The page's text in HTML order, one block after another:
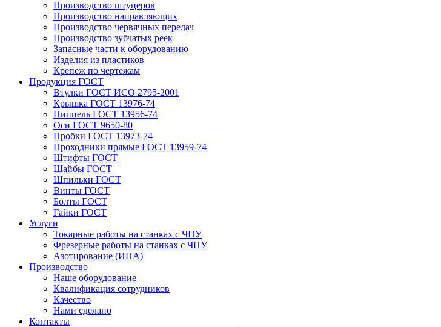
Производство штуцеров
Производство направляющих
Производство червячных передач
Производство зубчатых реек
Запасные части к оборудованию
Изделия из пластиков
Крепеж по чертежам
Продукция ГОСТ
Втулки ГОСТ ИСО 2795-2001
Крышка ГОСТ 13976-74
Ниппель ГОСТ 13956-74
Оси ГОСТ 9650-80
Пробки ГОСТ 13973-74
Проходники прямые ГОСТ 13959-74
Штифты ГОСТ
Шайбы ГОСТ
Шпильки ГОСТ
Винты ГОСТ
Болты ГОСТ
Гайки ГОСТ
Услуги
Токарные работы на станках с ЧПУ
Фрезерные работы на станках с ЧПУ
Азотирование (ИПА)
Производство
Наше оборудование
Квалификация сотрудников
Качество
Нами сделано
Контакты